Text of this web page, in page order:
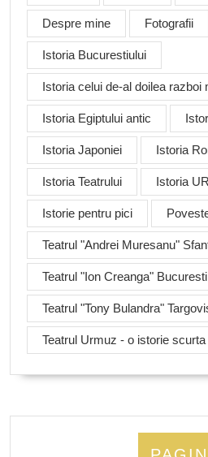
Despre mine Fotografii
Istoria Bucurestiului
Istoria celui de-al doilea razboi
Istoria Egiptului antic
Istoria Japoniei Istoria
Istoria Teatrului Istoria
Istorie pentru pici
Teatrul "Andrei Muresanu"
Teatrul "Ion Creanga" Bucuresti
Teatrul "Tony Bulandra"
Teatrul Urmuz - o istorie scurta